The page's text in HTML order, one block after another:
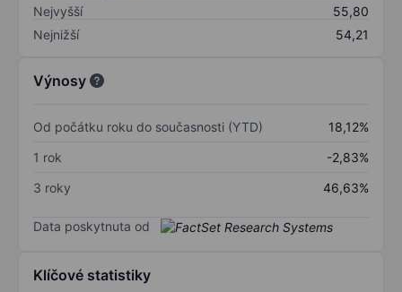
Nejvyšší
55,80
Nejnižší
54,21
Výnosy
Od počátku roku do současnosti (YTD)
18,12%
1 rok
-2,83%
3 roky
46,63%
Data poskytnuta od
Klíčové statistiky